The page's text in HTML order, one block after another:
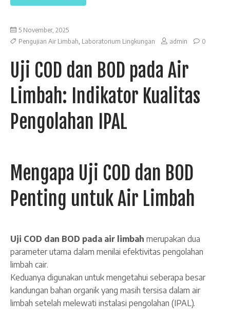
5 November, 2025
Pengujian Air Limbah Laboratorium Lingkungan admin 0
Uji COD dan BOD pada Air
Limbah: Indikator Kualitas
Pengolahan IPAL
Mengapa Uji COD dan BOD
Penting untuk Air Limbah
Uji COD dan BOD pada air limbah merupakan dua
parameter utama dalam menilai efektivitas pengolahan
limbah cair.
Keduanya digunakan untuk mengetahui seberapa besar
kandungan bahan organik yang masih tersisa dalam air
limbah setelah melewati instalasi pengolahan (IPAL).